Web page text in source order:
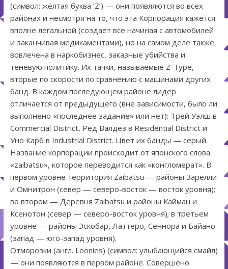
(символ: жёлтая буква ‘Z’) — они появляются во всех
районах и несмотря на то, что эта Корпорация кажется
вполне легальной (создает все начиная с автомобилей
и заканчивая медикаментами), но на самом деле также
вовлечена в наркобизнес, заказные убийства и
теневую политику. Их тачки, называемые Z-Type,
вторые по скорости по сравнению с машинами других
банд. В каждом последующем районе лидер
отличается от предыдущего (вне зависимости, было ли
выполнено «последнее задание» или нет): Трей Уэлш в
Commercial District, Ред Валдез в Residential District и
Уно Карб в Industrial District. Цвет их банды — серый.
Название корпорации происходит от японского слова
«zaibatsu», которое переводится как «конгломерат». В
первом уровне территория Zaibatsu — районы Зарелли
и Омнитрон (север — северо-восток — восток уровня);
во втором — Деревня Zaibatsu и районы Кайман и
Ксенотон (север — северо-восток уровня); в третьем
уровне — районы Эскобар, Латтеро, Сеннора и Байано
(запад — юго-запад уровня).
Отморозки (англ. Loonies) (символ: улыбающийся смайл)
— они появляются в первом районе. Совершено